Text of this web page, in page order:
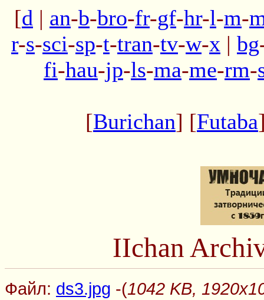
[d | an-b-bro-fr-gf-hr-l-m-
r-s-sci-sp-t-tran-tv-w-x | bg
fi-hau-jp-ls-ma-me-rm-
[Burichan] [Futaba
IIchan
Файл: ds3.jpg -(1042 KB,